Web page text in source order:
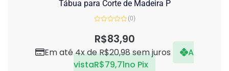
Tábua para Corte de Madeira P
de
(0)
R$83,90
Em até 4x deR$20,98sem juros
A
vistaR$79,71no Pix